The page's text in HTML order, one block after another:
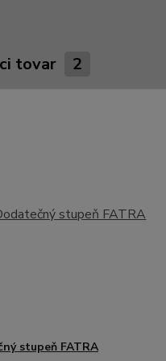
tovar 2
stupeň FATRA